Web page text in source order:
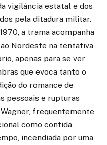
vigilância estatal e dos
pela ditadura militar.
a trama acompanha
Nordeste na tentativa
apenas para se ver
que evoca tanto o
do romance de
pessoais e rupturas
frequentemente
como contida,
incendiada por uma